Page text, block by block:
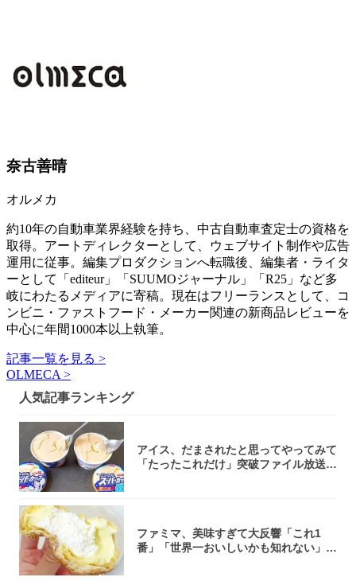
奈古善晴
オルメカ
約10年の自動車業界経験を持ち、中古自動車査定士の資格を
取得。アートディレクターとして、ウェブサイト制作や広告
運用に従事。編集プロダクションへ転職後、編集者・ライタ
ーとして「editeur」「SUUMOジャーナル」「R25」など多
岐にわたるメディアに寄稿。現在はフリーランスとして、コ
ンビニ・ファストフード・メーカー関連の新商品レビューを
中心に年間1000本以上執筆。
記事一覧を見る >
OLMECA >
人気記事ランキング
アイス、だまされたと思ってやってみて
「たったこれだけ」突破ファイル放送で
ファミマ、美味すぎて大反響「これ1
番」「世界一おいしいかも知れない」